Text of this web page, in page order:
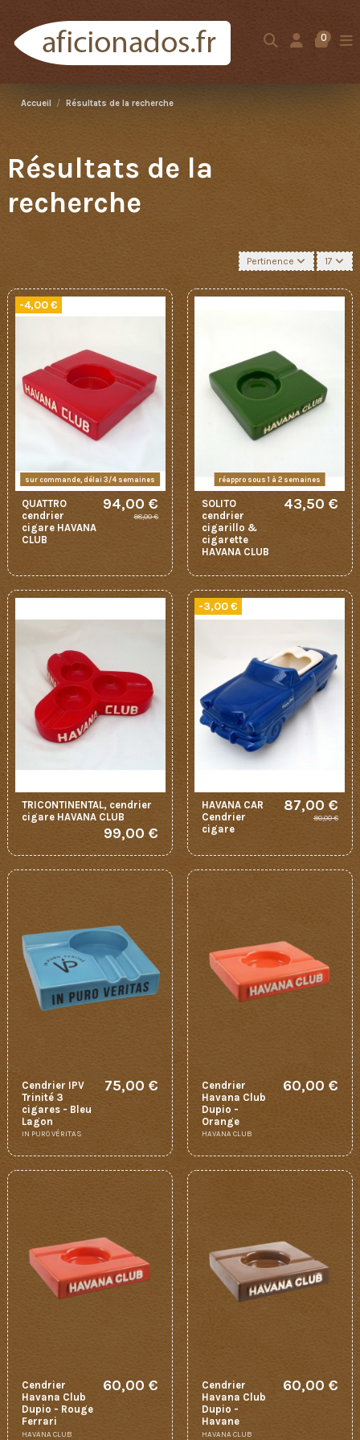
0
Accueil Résultats de la recherche
Résultats de la
recherche
Pertinence 17
-4,00 €
sur commande, délai 3/4 semaines
QUATTRO
cendrier
cigare HAVANA
CLUB
94,00 €
98,00 €
réappro sous 1 à 2 semaines
SOLITO
cendrier
cigarillo &
cigarette
HAVANA CLUB
43,50 €
TRICONTINENTAL, cendrier
cigare HAVANA CLUB
99,00 €
-3,00 €
HAVANA CAR
Cendrier
cigare
87,00 €
90,00 €
Cendrier IPV
Trinité 3
cigares - Bleu
Lagon
IN PURO VÉRITAS
75,00 €
Cendrier
Havana Club
Dupio -
Orange
HAVANA CLUB
60,00 €
Cendrier
Havana Club
Dupio - Rouge
Ferrari
HAVANA CLUB
60,00 €
Cendrier
Havana Club
Dupio -
Havane
HAVANA CLUB
60,00 €